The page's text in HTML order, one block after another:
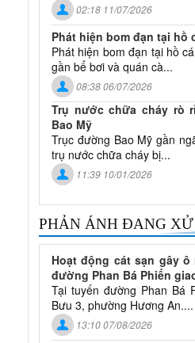
02:18 11/07/2026
Phát hiện bom đạn tại hồ
Phát hiện bom đạn tại hồ
gần bể bơi và quán cà...
08:38 06/07/2026
Trụ nước chữa cháy rò
Bao Mỹ
Trục đường Bao Mỹ gần
trụ nước chữa cháy bị...
11:39 10/01/2026
PHẢN ÁNH ĐANG
Hoạt động cát sạn gây
đường Phan Bá Phiến
Tại tuyến đường Phan Bá
Bưu 3, phường Hương An....
13:10 07/08/2026